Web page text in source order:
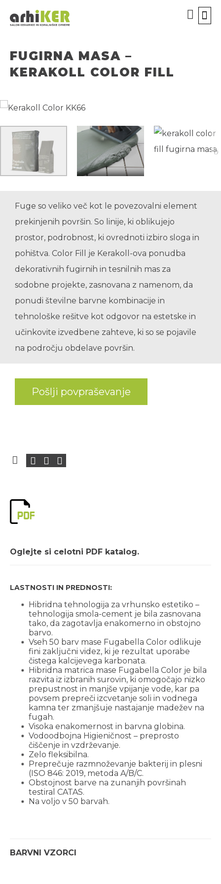
FUGIRNA MASA –
KERAKOLL COLOR FILL
Fuge so veliko več kot le povezovalni element
prekinjenih površin. So linije, ki oblikujejo
prostor, podrobnost, ki ovrednoti izbiro sloga in
pohištva. Color Fill je Kerakoll-ova ponudba
dekorativnih fugirnih in tesnilnih mas za
sodobne projekte, zasnovana z namenom, da
ponudi številne barvne kombinacije in
tehnološke rešitve kot odgovor na estetske in
učinkovite izvedbene zahteve, ki so se pojavile
na področju obdelave površin.
Pošlji povpraševanje
Oglejte si celotni PDF katalog.
LASTNOSTI IN PREDNOSTI:
Hibridna tehnologija za vrhunsko estetiko –
tehnologija smola-cement je bila zasnovana
tako, da zagotavlja enakomerno in obstojno
barvo.
Vseh 50 barv mase Fugabella Color odlikuje
fini zaključni videz, ki je rezultat uporabe
čistega kalcijevega karbonata.
Hibridna matrica mase Fugabella Color je bila
razvita iz izbranih surovin, ki omogočajo nizko
prepustnost in manjše vpijanje vode, kar pa
povsem prepreči izcvetanje soli in vodnega
kamna ter zmanjšuje nastajanje madežev na
fugah.
Visoka enakomernost in barvna globina.
Vodoodbojna Higieničnost – preprosto
čiščenje in vzdrževanje.
Zelo fleksibilna.
Preprečuje razmnoževanje bakterij in plesni
(ISO 846: 2019, metoda A/B/C.
Obstojnost barve na zunanjih površinah
testiral CATAS.
Na voljo v 50 barvah.
BARVNI VZORCI